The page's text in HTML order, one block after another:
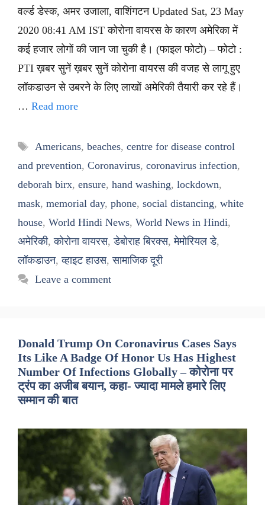
वर्ल्ड डेस्क, अमर उजाला, वाशिंगटन Updated Sat, 23 May
2020 08:41 AM IST कोरोना वायरस के कारण अमेरिका में
कई हजार लोगों की जान जा चुकी है। (फाइल फोटो) – फोटो :
PTI ख़बर सुनें ख़बर सुनें कोरोना वायरस की वजह से लागू हुए
लॉकडाउन से उबरने के लिए लाखों अमेरिकी तैयारी कर रहे हैं।
… Read more
Tags
Americans, beaches, centre for disease control
and prevention, Coronavirus, coronavirus infection,
deborah birx, ensure, hand washing, lockdown,
mask, memorial day, phone, social distancing, white
house, World Hindi News, World News in Hindi,
अमेरिकी,कोरोना वायरस,डेबोराह बिरक्स,मेमोरियल डे,
लॉकडाउन,व्हाइट हाउस,सामाजिक दूरी
Leave a comment
Donald Trump On Coronavirus Cases Says
Its Like A Badge Of Honor Us Has Highest
Number Of Infections Globally – कोरोना पर
ट्रंप का अजीब बयान, कहा- ज्यादा मामले हमारे लिए
सम्मान की बात